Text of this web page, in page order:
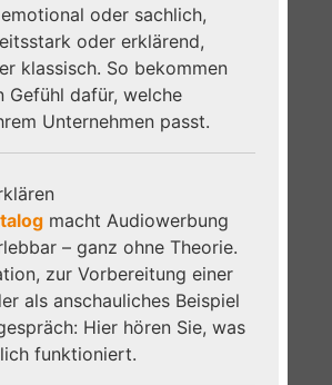
oder sachlich,
oder erklärend,
klassisch. So bekommen
Gefühl dafür, welche
Unternehmen passt.
macht Audiowerbung
– ganz ohne Theorie.
zur Vorbereitung einer
als anschauliches Beispiel
Hier hören Sie, was
funktioniert.